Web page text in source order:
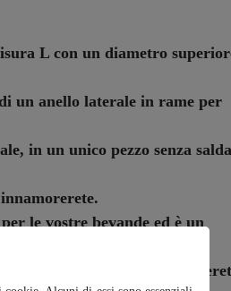
L con un diametro
un anello laterale in rame per
in un unico pezzo senza
le vostre bevande ed è un
animale. Ve ne